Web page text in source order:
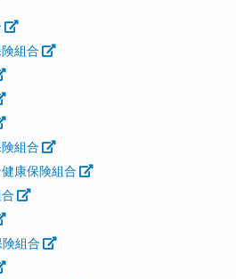
組合
組合
康保険組合
組合